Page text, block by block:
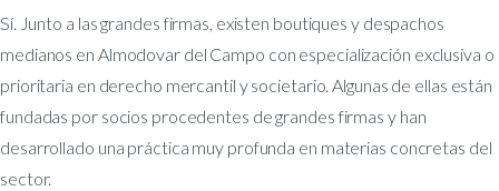
Sí. Junto a las grandes firmas, existen boutiques y despachos
medianos en Almodovar del Campo con especialización exclusiva o
prioritaria en derecho mercantil y societario. Algunas de ellas están
fundadas por socios procedentes de grandes firmas y han
desarrollado una práctica muy profunda en materias concretas del
sector.